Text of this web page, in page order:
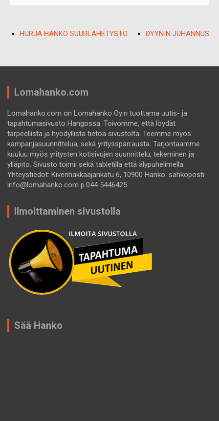
HURJA HANKO SUURLÄHETYSTÖ DYYNIN JUHANNUS
Lomahanko.com
Lomahanko.com on Lomahanko Oy:n tuottama uutis- ja
tapahtumasivusto Hangossa. Toivomme, että löydät
tarpeellista ja hyödyllistä tietoa sivustolta. Teemme myös
kampanjasuunnittelua, sekä yrityssparrausta. Tarjontaamme
kuuluu myös yritysten kotisivujen suunnittelu, tekeminen ja
ylläpito. Sivusto toimii sekä tabletilla että älypuhelimella.
Yhteystiedot: Kivenhakkaajankatu 6, 10900 Hanko. sähköposti
info@lomahanko.com p.044 5446425
Ilmoittaminen sivustolla
Sää Hanko